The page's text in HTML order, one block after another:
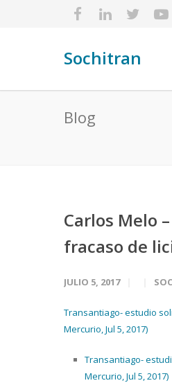
Sochitran
Blog
Carlos Melo
fracaso de
JULIO 5, 2017
Transantiago- estudio
Mercurio, Jul 5, 2017)
Transantiago-
Mercurio, Jul 5, 2017)